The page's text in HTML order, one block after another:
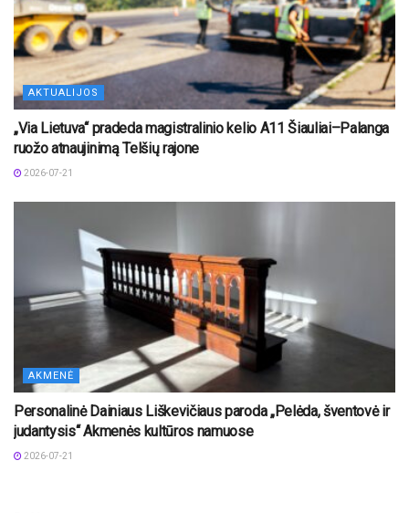
AKTUALIJOS
„Via Lietuva“ pradeda magistralinio kelio A11 Šiauliai–Palanga
ruožo atnaujinimą Telšių rajone
2026-07-21
AKMENĖ
Personalinė Dainiaus Liškevičiaus paroda „Pelėda, šventovė ir
judantysis“ Akmenės kultūros namuose
2026-07-21